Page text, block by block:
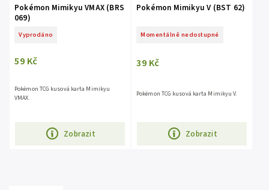
Pokémon Mimikyu VMAX (BRS
069)
Vyprodáno
59 Kč
Zobrazit
Pokémon TCG kusová karta Mimikyu
VMAX.
Pokémon Mimikyu V (BST 62)
Momentálně nedostupné
39 Kč
Zobrazit
Pokémon TCG kusová karta Mimikyu V.